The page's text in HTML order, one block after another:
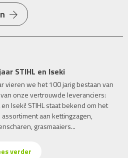
STIHL en Iseki
vieren we het 100 jarig bestaan van
onze vertrouwde leveranciers:
en Iseki! STIHL staat bekend om het
assortiment aan kettingzagen,
grasmaaiers...
verder